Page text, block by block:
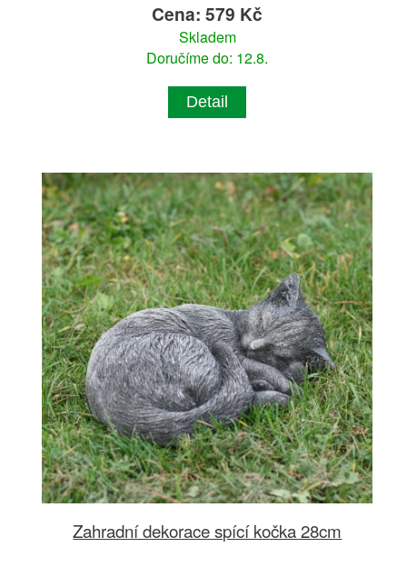
Cena: 579 Kč
Skladem
Doručíme do: 12.8.
Detail
Zahradní dekorace spící kočka 28cm